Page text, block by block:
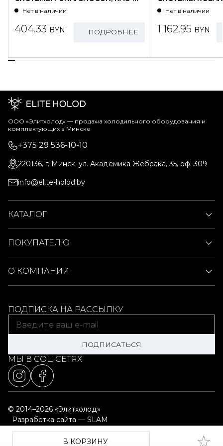
В КОРЗИНУ
SG25HP.D01/S
Нет в наличии
404.33 BYN ПОДРОБНЕЕ
WZ09HSS/N1-
Нет в наличии
1 162.95 BYN
ООО «Элитхолод» ― продажа холодильного оборудования и
комплектующих в Минске
+375 29 536-10-10
220136, г. Минск, ул. Академика Жебрака, 35, оф. 309
info@elite-holod.by
КАТАЛОГ
ПОКУПАТЕЛЮ
О КОМПАНИИ
ПОДПИСКА НА РАССЫЛКУ
ПОДПИСАТЬСЯ
МЫ В СОЦ СЕТЯХ
© 2014–2026 «Элитхолод»
Разработка сайта — SLAM
Выбор настроек cookie